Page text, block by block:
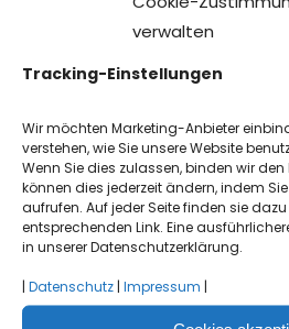
verwalten
Tracking-Einstellungen
Wir möchten Marketing-Anbieter
verstehen, wie Sie unsere Website
Wenn Sie dies zulassen, binden wir den
können dies jederzeit ändern, indem
aufrufen. Auf jeder Seite finden sie
entsprechenden Link. Eine
in unserer Datenschutzerklärung.
Datenschutz Impressum